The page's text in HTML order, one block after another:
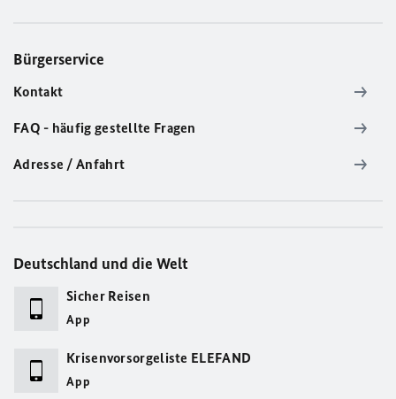
Bürgerservice
Kontakt
FAQ - häufig gestellte Fragen
Adresse / Anfahrt
Deutschland und die Welt
Sicher Reisen
App
Krisenvorsorgeliste ELEFAND
App